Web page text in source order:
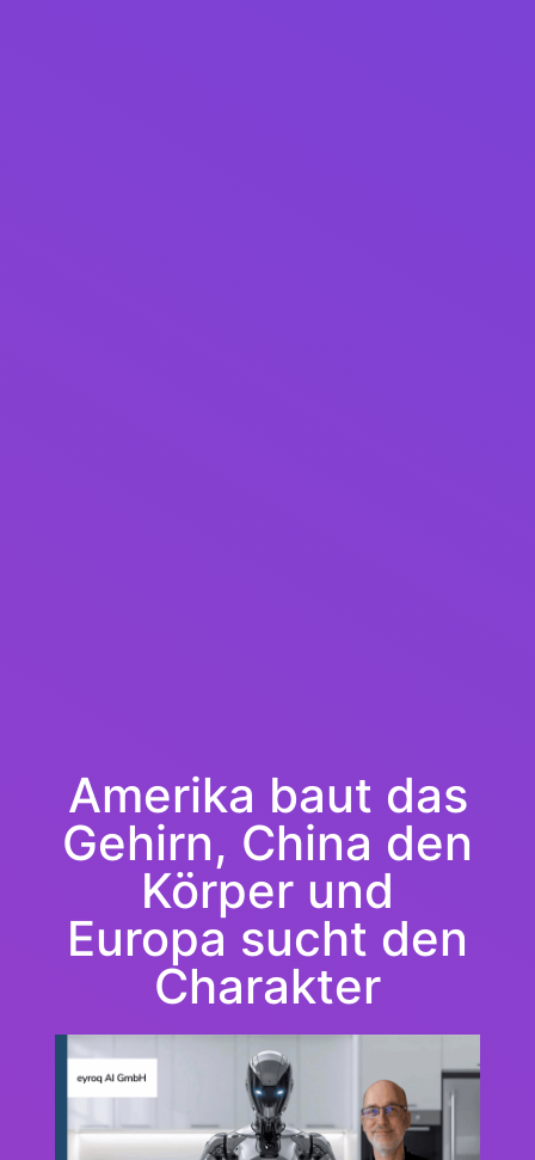
Amerika baut das
Gehirn, China den
Körper und
Europa sucht den
Charakter